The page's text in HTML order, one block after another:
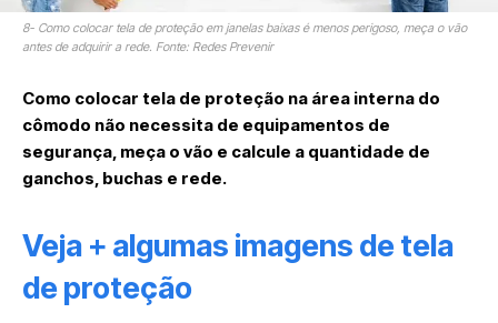
8- Como colocar tela de proteção em janelas baixas é menos perigoso, meça o vão
antes de adquirir a rede. Fonte: Redes Prevenir
Como colocar tela de proteção na área interna do
cômodo não necessita de equipamentos de
segurança, meça o vão e calcule a quantidade de
ganchos, buchas e rede.
Veja + algumas imagens de tela
de proteção